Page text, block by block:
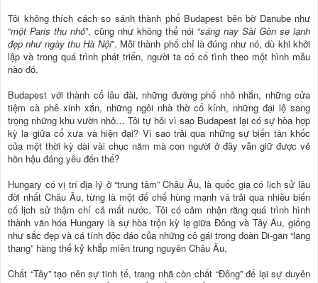
Tôi không thích cách so sánh thành phố Budapest bên bờ Danube như
“một Paris thu nhỏ”, cũng như không thể nói “sáng nay Sài Gòn se lạnh
đẹp như ngày thu Hà Nội”. Mỗi thành phố chỉ là đúng như nó, dù khi khởi
lập và trong quá trình phát triển, người ta có cố tình theo một hình mẫu
nào đó.
Budapest với thành cổ lâu đài, những đường phố nhỏ nhắn, những cửa
tiệm cà phê xinh xắn, những ngôi nhà thờ cổ kính, những đại lộ sang
trọng những khu vườn nhỏ… Tôi tự hỏi vì sao Budapest lại có sự hòa hợp
kỳ lạ giữa cổ xưa và hiện đại? Vì sao trải qua những sự biến tàn khốc
của một thời kỳ dài vài chục năm mà con người ở đây vẫn giữ được vẻ
hồn hậu đáng yêu đến thế?
Hungary có vị trí địa lý ở “trung tâm” Châu Âu, là quốc gia có lịch sử lâu
đời nhất Châu Âu, từng là một đế chế hùng mạnh và trải qua nhiều biến
cố lịch sử thậm chí cả mất nước. Tôi có cảm nhận rằng quá trình hình
thành văn hóa Hungary là sự hòa trộn kỳ lạ giữa Đông và Tây Âu, giống
như sắc đẹp và cá tính độc đáo của những cô gái trong đoàn Di-gan “lang
thang” hàng thế kỷ khắp miền trung nguyên Châu Âu.
Chất “Tây” tạo nên sự tinh tế, trang nhã còn chất “Đông” để lại sự duyên